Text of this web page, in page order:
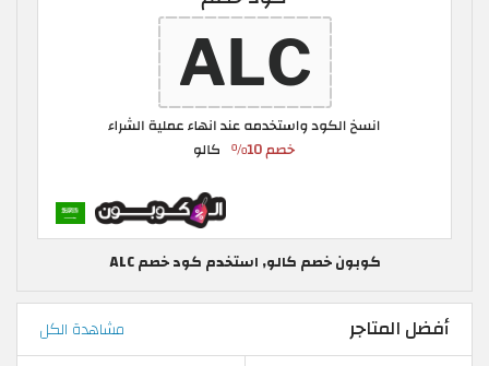
كوبون خصم كالو, استخدم كود خصم ALC
أفضل المتاجر مشاهدة الكل